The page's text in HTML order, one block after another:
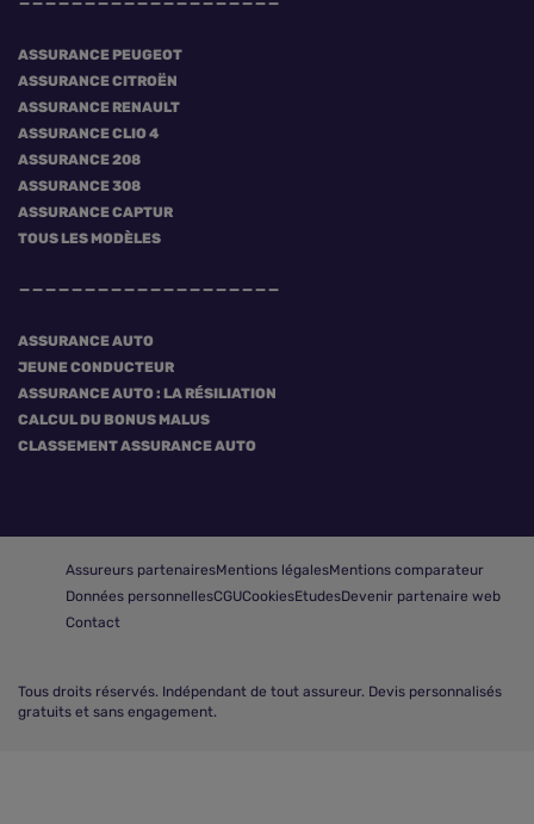
ASSURANCE PEUGEOT
ASSURANCE CITROËN
ASSURANCE RENAULT
ASSURANCE CLIO 4
ASSURANCE 208
ASSURANCE 308
ASSURANCE CAPTUR
TOUS LES MODÈLES
ASSURANCE AUTO
JEUNE CONDUCTEUR
ASSURANCE AUTO : LA RÉSILIATION
CALCUL DU BONUS MALUS
CLASSEMENT ASSURANCE AUTO
Assureurs partenairesMentions légalesMentions comparateur
Données personnellesCGUCookiesEtudesDevenir partenaire web
Contact
Tous droits réservés. Indépendant de tout assureur. Devis personnalisés
gratuits et sans engagement.